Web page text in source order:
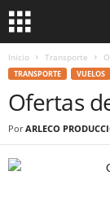
Inicio Transporte
TRANSPORTE VUELOS
Ofertas
Por ARLECO